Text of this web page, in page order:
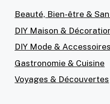
Beauté, Bien-être &
DIY Maison &
DIY Mode & Accessoires
Gastronomie & Cuisine
Voyages & Découvertes